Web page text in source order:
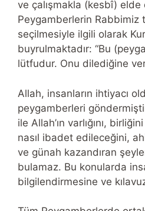
ve çalışmakla (kesbî) elde
Peygamberlerin Rabbimiz
seçilmesiyle ilgili olarak
buyrulmaktadır: “Bu
lütfudur. Onu dilediğine
Allah, insanların ihtiyacı
peygamberleri
ile Allah’ın varlığını,
nasıl ibadet edileceğini,
ve günah kazandıran
bulamaz. Bu konularda
bilgilendirmesine ve